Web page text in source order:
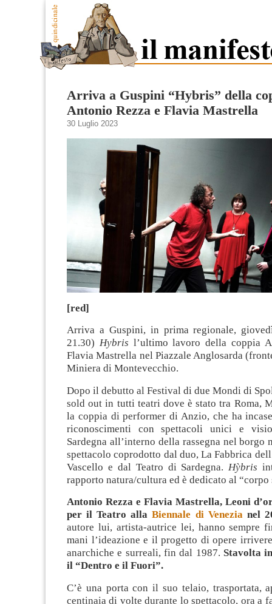
Arriva a Guspini “Hybris” della
Antonio Rezza e Flavia Mastrella
30 Luglio 2023
[red]
Arriva a Guspini, in prima regionale,
21.30) Hybris l’ultimo lavoro della coppia
Flavia Mastrella nel Piazzale Anglosarda
Miniera di Montevecchio.
Dopo il debutto al Festival di due Mondi di
sold out in tutti teatri dove è stato tra Roma,
la coppia di performer di Anzio, che ha
riconoscimenti con spettacoli unici e
Sardegna all’interno della rassegna nel borgo
spettacolo coprodotto dal duo, La Fabbrica
Vascello e dal Teatro di Sardegna.Hỳbris
rapporto natura/cultura ed è dedicato al “corpo
Antonio Rezza e Flavia Mastrella, Leoni
per il Teatro allaBiennale di Venezianel
autore lui, artista-autrice lei, hanno sempre
mani l’ideazione e il progetto di opere
anarchiche e surreali, fin dal 1987. Stavolta
il “Dentro e il Fuori”.
C’è una porta con il suo telaio, trasportata,
centinaia di volte durante lo spettacolo, ora a